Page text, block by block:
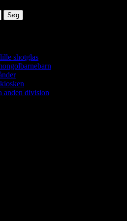
shotglas
anden division